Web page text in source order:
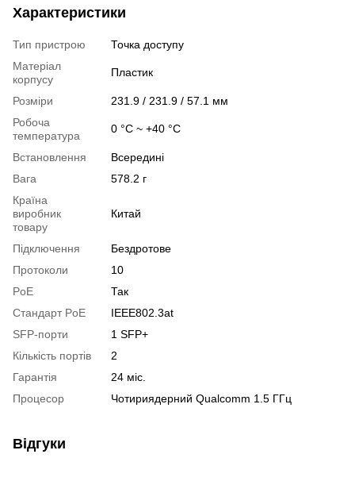
Характеристики
Тип пристрою
Точка доступу
Матеріал
корпусу
Пластик
Розміри
231.9 / 231.9 / 57.1 мм
Робоча
температура
0 °C ~ +40 °C
Встановлення
Всередині
Вага
578.2 г
Країна
виробник
товару
Китай
Підключення
Бездротове
Протоколи
10
PoE
Так
Стандарт PoE
IEEE802.3at
SFP-порти
1 SFP+
Кількість портів
2
Гарантія
24 міс.
Процесор
Чотириядерний Qualcomm 1.5 ГГц
Відгуки